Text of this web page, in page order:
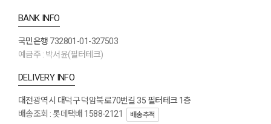
BANK INFO
국민은행 732801-01-327503
예금주 : 박서윤(필터테크)
DELIVERY INFO
대전광역시 대덕구 덕암북로70번길 35 필터테크 1층
배송조회 : 롯데택배 1588-2121
배송추적